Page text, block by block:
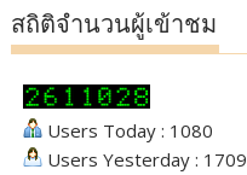
สถิติจำนวนผู้เข้าชม
Users Today : 1080
Users Yesterday : 1709